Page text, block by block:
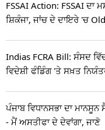
FSSAI Action: FSSAI ਦਾ
ਸ਼ਿਕੰਜਾ, ਜਾਂਚ ਦੇ ਦਾਇਰੇ 'ਚ
Indias FCRA Bill: ਸੰਸਦ
ਵਿਦੇਸ਼ੀ ਫੰਡਿੰਗ 'ਤੇ ਸਖ਼ਤ
ਪੰਜਾਬ ਵਿਧਾਨਸਭਾ ਦਾ
- ਮੈਂ ਅਸਤੀਫਾ ਦੇ ਦੇਵਾਂਗਾ, ਜਾਣੋ